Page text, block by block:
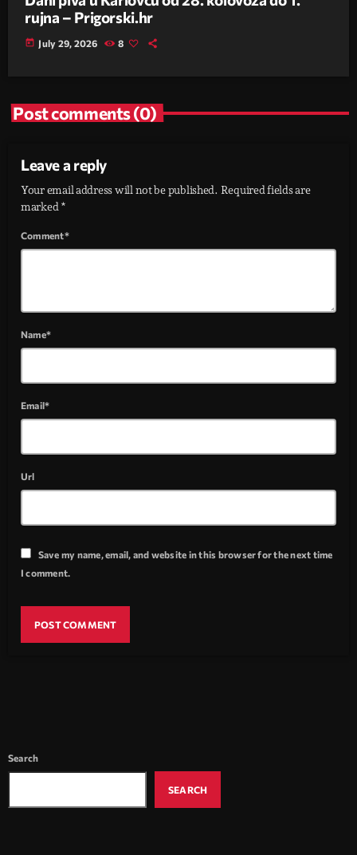
rujna – Prigorski.hr
today July 29, 2026 8
Post comments (0)
Leave a reply
Your email address will not be published. Required fields are
marked *
Comment*
Name*
Email*
Url
Save my name, email, and website in this browser for the next time
I comment.
Search
SEARCH